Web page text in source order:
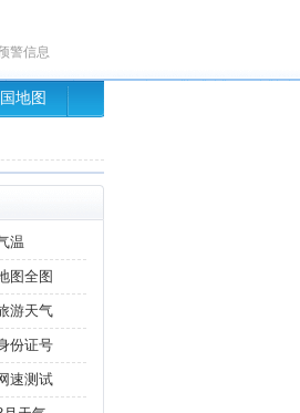
警信息
地图
温
图全图
游天气
份证号
速测试